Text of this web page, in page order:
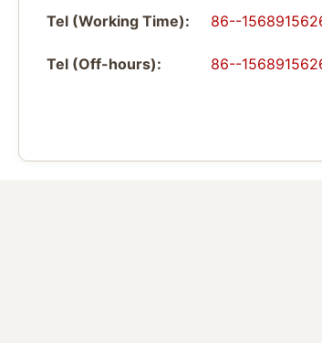
Tel (Working Time): 86--
Tel (Off-hours): 86--